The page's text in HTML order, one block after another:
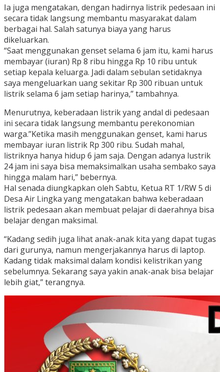
Ia juga mengatakan, dengan hadirnya listrik pedesaan ini
secara tidak langsung membantu masyarakat dalam
berbagai hal. Salah satunya biaya yang harus
dikeluarkan.
“Saat menggunakan genset selama 6 jam itu, kami harus
membayar (iuran) Rp 8 ribu hingga Rp 10 ribu untuk
setiap kepala keluarga. Jadi dalam sebulan setidaknya
saya mengeluarkan uang sekitar Rp 300 ribuan untuk
listrik selama 6 jam setiap harinya,” tambahnya.
Menurutnya, keberadaan listrik yang andal di pedesaan
ini secara tidak langsung membantu perekonomian
warga.”Ketika masih menggunakan genset, kami harus
membayar iuran listrik Rp 300 ribu. Sudah mahal,
listriknya hanya hidup 6 jam saja. Dengan adanya lustrik
24 jam ini saya bisa memaksimalkan usaha sembako saya
hingga malam hari,” bebernya.
Hal senada diungkapkan oleh Sabtu, Ketua RT 1/RW 5 di
Desa Air Lingka yang mengatakan bahwa keberadaan
listrik pedesaan akan membuat pelajar di daerahnya bisa
belajar dengan maksimal.
“Kadang sedih juga lihat anak-anak kita yang dapat tugas
dari gurunya, namun mengerjakannya harus di laptop.
Kadang tidak maksimal dalam kondisi kelistrikan yang
sebelumnya. Sekarang saya yakin anak-anak bisa belajar
lebih giat,” terangnya.